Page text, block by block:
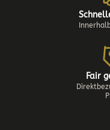
Fair